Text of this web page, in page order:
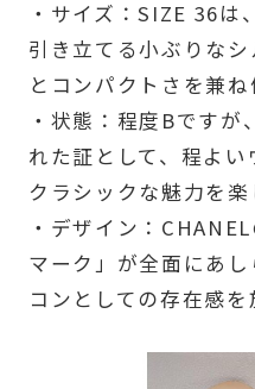
・サイズ：SIZE 36は
引き立てる小ぶりな
とコンパクトさを兼ね
・状態：程度Bですが
れた証として、程よい
クラシックな魅力を楽
・デザイン：
マーク」が全面にあ
コンとしての存在感を